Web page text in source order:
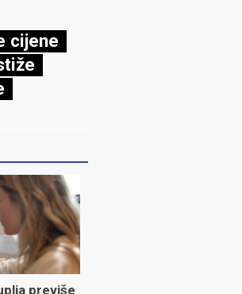
cijene
previše